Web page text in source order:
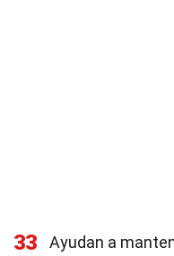
33
Ayudan a